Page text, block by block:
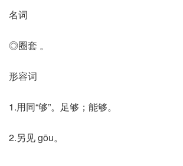
名词
◎圈套 。
形容词
1.用同“够”。足够；能够。
2.另见 gōu。